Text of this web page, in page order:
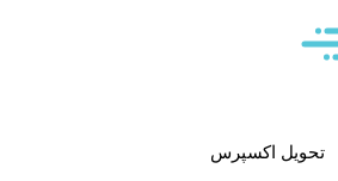
تحویل اکسپرس